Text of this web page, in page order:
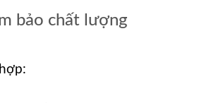
bảo chất lượng